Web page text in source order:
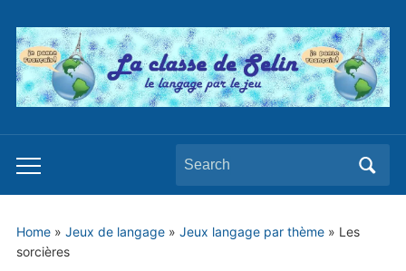
Toggle
mobile
Search
for:
Home» Jeux de langage» Jeux langage par thème» Les
sorcières